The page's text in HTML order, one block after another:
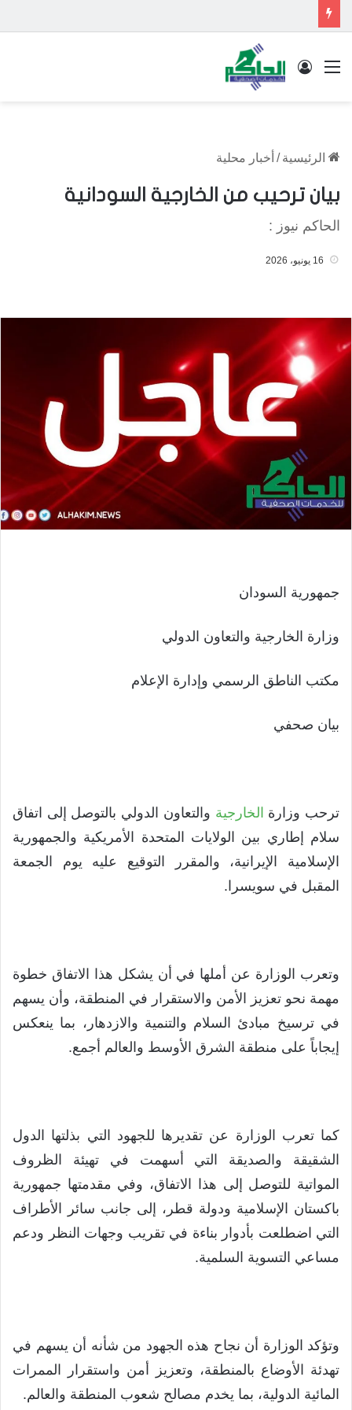
القائمة تسجيل الدخول
الرئيسية / أخبار محلية
بيان ترحيب من الخارجية السودانية
الحاكم نيوز :
16 يونيو، 2026
جمهورية السودان
وزارة الخارجية والتعاون الدولي
مكتب الناطق الرسمي وإدارة الإعلام
بيان صحفي
ترحب وزارة الخارجية والتعاون الدولي بالتوصل إلى اتفاق
سلام إطاري بين الولايات المتحدة الأمريكية والجمهورية
الإسلامية الإيرانية، والمقرر التوقيع عليه يوم الجمعة
المقبل في سويسرا.
وتعرب الوزارة عن أملها في أن يشكل هذا الاتفاق خطوة
مهمة نحو تعزيز الأمن والاستقرار في المنطقة، وأن يسهم
في ترسيخ مبادئ السلام والتنمية والازدهار، بما ينعكس
إيجاباً على منطقة الشرق الأوسط والعالم أجمع.
كما تعرب الوزارة عن تقديرها للجهود التي بذلتها الدول
الشقيقة والصديقة التي أسهمت في تهيئة الظروف
المواتية للتوصل إلى هذا الاتفاق، وفي مقدمتها جمهورية
باكستان الإسلامية ودولة قطر، إلى جانب سائر الأطراف
التي اضطلعت بأدوار بناءة في تقريب وجهات النظر ودعم
مساعي التسوية السلمية.
وتؤكد الوزارة أن نجاح هذه الجهود من شأنه أن يسهم في
تهدئة الأوضاع بالمنطقة، وتعزيز أمن واستقرار الممرات
المائية الدولية، بما يخدم مصالح شعوب المنطقة والعالم.